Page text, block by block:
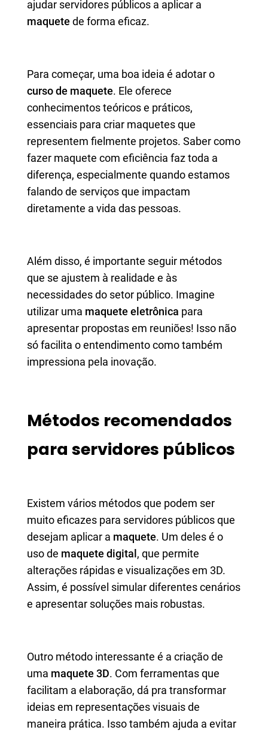
ajudar servidores públicos a aplicar a
maquete de forma eficaz.
Para começar, uma boa ideia é adotar o
curso de maquete. Ele oferece
conhecimentos teóricos e práticos,
essenciais para criar maquetes que
representem fielmente projetos. Saber como
fazer maquete com eficiência faz toda a
diferença, especialmente quando estamos
falando de serviços que impactam
diretamente a vida das pessoas.
Além disso, é importante seguir métodos
que se ajustem à realidade e às
necessidades do setor público. Imagine
utilizar uma maquete eletrônica para
apresentar propostas em reuniões! Isso não
só facilita o entendimento como também
impressiona pela inovação.
Métodos recomendados
para servidores públicos
Existem vários métodos que podem ser
muito eficazes para servidores públicos que
desejam aplicar a maquete. Um deles é o
uso de maquete digital, que permite
alterações rápidas e visualizações em 3D.
Assim, é possível simular diferentes cenários
e apresentar soluções mais robustas.
Outro método interessante é a criação de
uma maquete 3D. Com ferramentas que
facilitam a elaboração, dá pra transformar
ideias em representações visuais de
maneira prática. Isso também ajuda a evitar